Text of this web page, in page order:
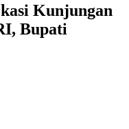
Kunjungan
Bupati